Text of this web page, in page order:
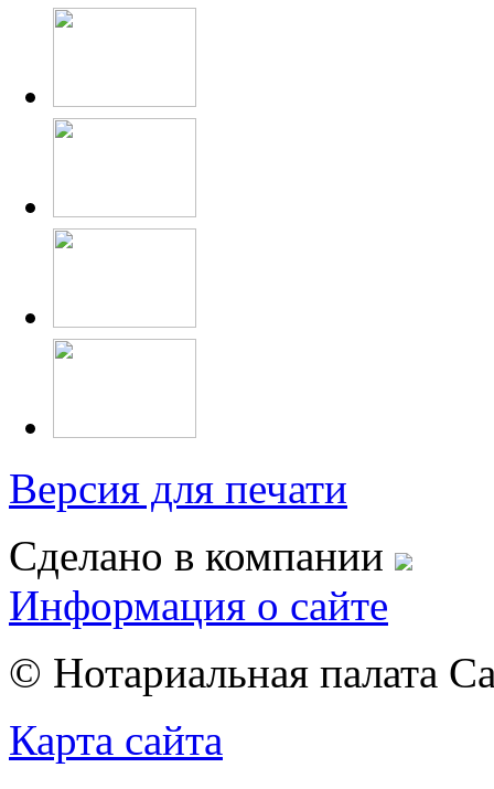
Версия для печати
Сделано в компании
Информация о сайте
© Нотариальная палата
Карта сайта